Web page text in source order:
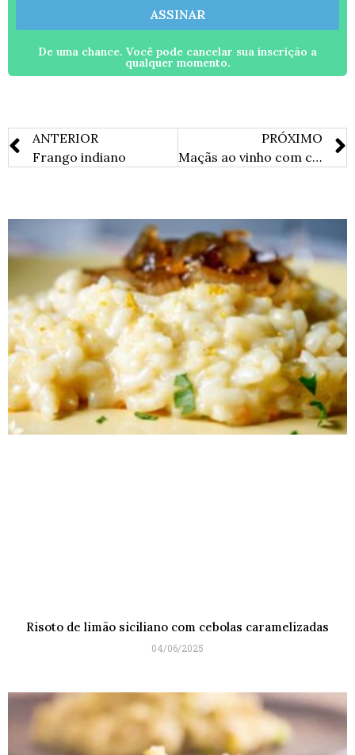
ASSINAR
De uma chance. Você pode cancelar sua inscrição a
qualquer momento.
ANTERIOR
Frango indiano
PRÓXIMO
Maçãs ao vinho com creme de ricota
Risoto de limão siciliano com cebolas caramelizadas
04/06/2025